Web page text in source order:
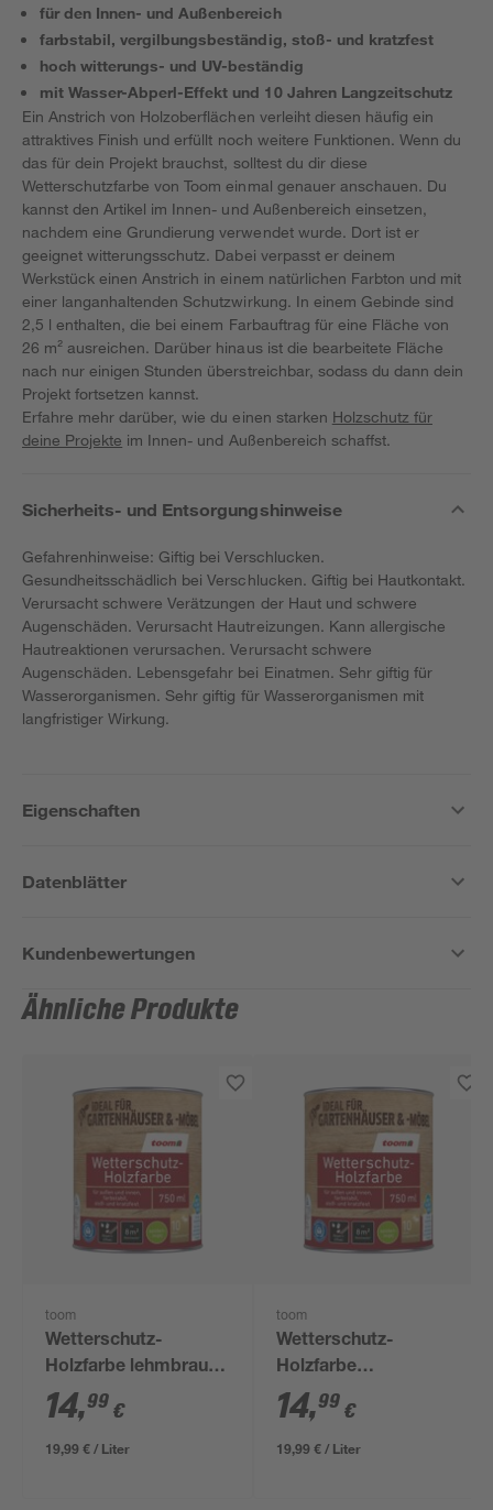
für den Innen- und Außenbereich
farbstabil, vergilbungsbeständig, stoß- und kratzfest
hoch witterungs- und UV-beständig
mit Wasser-Abperl-Effekt und 10 Jahren Langzeitschutz
Ein Anstrich von Holzoberflächen verleiht diesen häufig ein
attraktives Finish und erfüllt noch weitere Funktionen. Wenn du
das für dein Projekt brauchst, solltest du dir diese
Wetterschutzfarbe von Toom einmal genauer anschauen. Du
kannst den Artikel im Innen- und Außenbereich einsetzen,
nachdem eine Grundierung verwendet wurde. Dort ist er
geeignet witterungsschutz. Dabei verpasst er deinem
Werkstück einen Anstrich in einem natürlichen Farbton und mit
einer langanhaltenden Schutzwirkung. In einem Gebinde sind
2,5 l enthalten, die bei einem Farbauftrag für eine Fläche von
26 m² ausreichen. Darüber hinaus ist die bearbeitete Fläche
nach nur einigen Stunden überstreichbar, sodass du dann dein
Projekt fortsetzen kannst.
Erfahre mehr darüber, wie du einen starken Holzschutz für
deine Projekte im Innen- und Außenbereich schaffst.
Sicherheits- und Entsorgungshinweise
Gefahrenhinweise: Giftig bei Verschlucken.
Gesundheitsschädlich bei Verschlucken. Giftig bei Hautkontakt.
Verursacht schwere Verätzungen der Haut und schwere
Augenschäden. Verursacht Hautreizungen. Kann allergische
Hautreaktionen verursachen. Verursacht schwere
Augenschäden. Lebensgefahr bei Einatmen. Sehr giftig für
Wasserorganismen. Sehr giftig für Wasserorganismen mit
langfristiger Wirkung.
Eigenschaften
Datenblätter
Kundenbewertungen
Ähnliche Produkte
toom
Wetterschutz-
Holzfarbe lehmbraun
750 ml
14,99 €
19,99 € / Liter
toom
Wetterschutz-
Holzfarbe
schokobraun 750 ml
14,99 €
19,99 € / Liter